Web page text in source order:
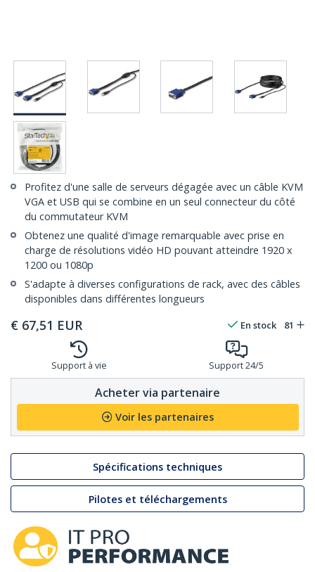
Profitez d'une salle de serveurs dégagée avec un câble KVM
VGA et USB qui se combine en un seul connecteur du côté
du commutateur KVM
Obtenez une qualité d'image remarquable avec prise en
charge de résolutions vidéo HD pouvant atteindre 1920 x
1200 ou 1080p
S'adapte à diverses configurations de rack, avec des câbles
disponibles dans différentes longueurs
€ 67,51 EUR En stock 81
Support à vie Support 24/5
Acheter via partenaire
Voir les partenaires
Spécifications techniques
Pilotes et téléchargements